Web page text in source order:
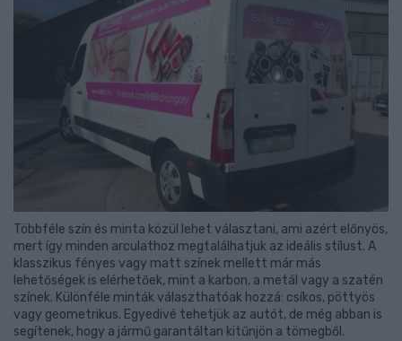
Többféle szín és minta közül lehet választani, ami azért előnyös,
mert így minden arculathoz megtalálhatjuk az ideális stílust. A
klasszikus fényes vagy matt színek mellett már más
lehetőségek is elérhetőek, mint a karbon, a metál vagy a szatén
színek. Különféle minták választhatóak hozzá: csíkos, pöttyös
vagy geometrikus. Egyedivé tehetjük az autót, de még abban is
segítenek, hogy a jármű garantáltan kitűnjön a tömegből.